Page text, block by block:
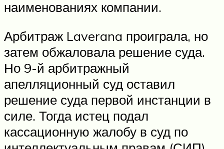
наименованиях компании.
Арбитраж Laverana проиграла, но
затем обжаловала решение суда.
Но 9-й арбитражный
апелляционный суд оставил
решение суда первой инстанции в
силе. Тогда истец подал
кассационную жалобу в суд по